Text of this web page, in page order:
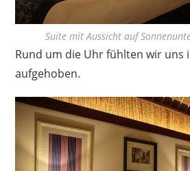
Suite mit Aussicht auf
Rund um die Uhr fühlten wir uns
aufgehoben.